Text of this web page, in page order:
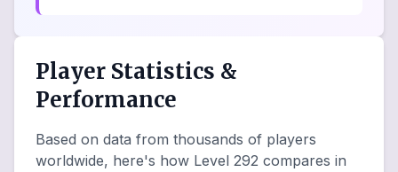
Player Statistics &
Performance
Based on data from thousands of players
worldwide, here's how Level 292 compares in